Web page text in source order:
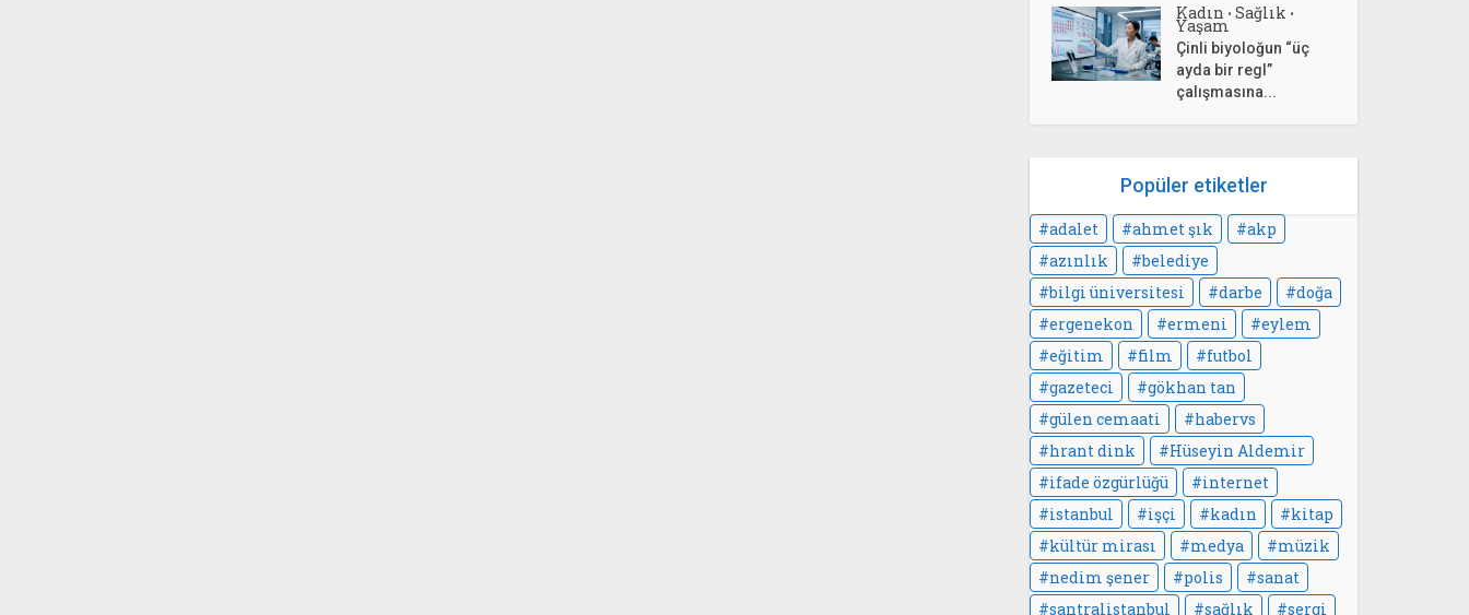
Kadın • Sağlık •
Yaşam
Çinli biyoloğun “üç
ayda bir regl”
çalışmasına...
Popüler etiketler
adalet ahmet şık
akp
azınlık
belediye
bilgi üniversitesi
darbe
doğa
ergenekon
ermeni
eylem
eğitim
film
futbol
gazeteci
gökhan tan
gülen cemaati
habervs
hrant dink
Hüseyin Aldemir
ifade özgürlüğü
internet
istanbul
işçi kadın
kitap
kültür mirası
medya
müzik
nedim şener
polis
sanat
santralistanbul
sağlık sergi